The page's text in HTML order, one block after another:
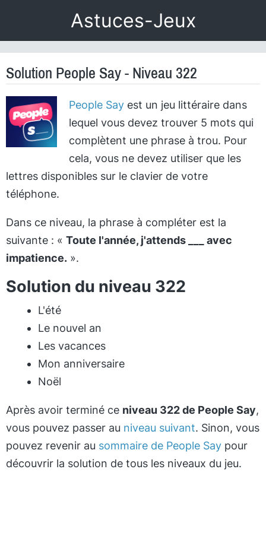
Astuces-Jeux
Solution People Say - Niveau 322
People Sayest un jeu littéraire dans
lequel vous devez trouver 5 mots qui
complètent une phrase à trou. Pour
cela, vous ne devez utiliser que les
lettres disponibles sur le clavier de votre
téléphone.
Dans ce niveau, la phrase à compléter est la
suivante : « Toute l'année, j'attends ___ avec
impatience. ».
Solution du niveau 322
L'été
Le nouvel an
Les vacances
Mon anniversaire
Noël
Après avoir terminé ce niveau 322 de People Say,
vous pouvez passer au niveau suivant. Sinon, vous
pouvez revenir au sommaire de People Say pour
découvrir la solution de tous les niveaux du jeu.